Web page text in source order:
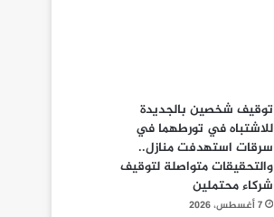
توقيف شخصين بالجديدة
للاشتباه في تورطهما في
سرقات استهدفت منازل..
والتحقيقات متواصلة لتوقيف
شركاء محتملين
7 أغسطس، 2026